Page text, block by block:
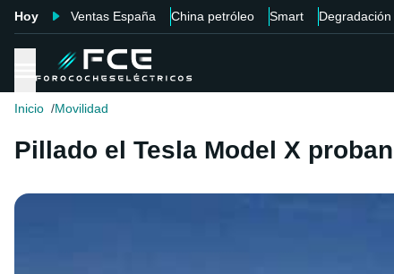
Hoy Ventas España China petróleo Smart Degradación
Inicio Movilidad
Pillado el Tesla Model X